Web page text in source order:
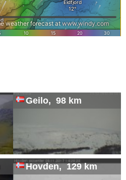
Geilo, 98 km
Hovden, 129 km